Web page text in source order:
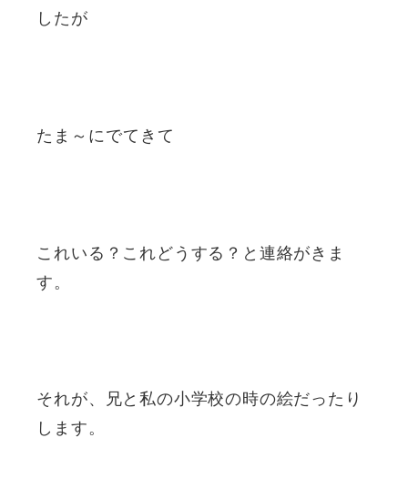
したが
たま～にでてきて
これいる？これどうする？と連絡がきま
す。
それが、兄と私の小学校の時の絵だったり
します。